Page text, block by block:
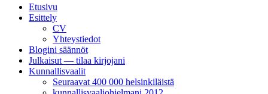
Etusivu
Esittely
CV
Yhteystiedot
Blogini säännöt
Julkaisut — tilaa kirjojani
Kunnallisvaalit
Seuraavat 400 000 helsinkiläistä